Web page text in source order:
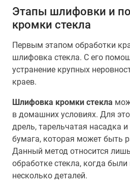
Этапы шлифовки и
кромки стекла
Первым этапом обработки
шлифовка стекла. С его
устранение крупных
краев.
Шлифовка кромки стекла
в домашних условиях. Для
дрель, тарельчатая насадка
бумага, которая может быть
Данный метод относится
обработке стекла, когда
несколько деталей.